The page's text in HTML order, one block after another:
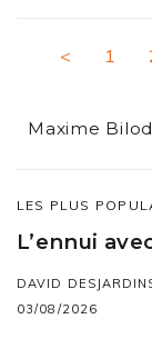
< 1
Maxime
LES PLUS
L’ennui
DAVID
03/08/2026